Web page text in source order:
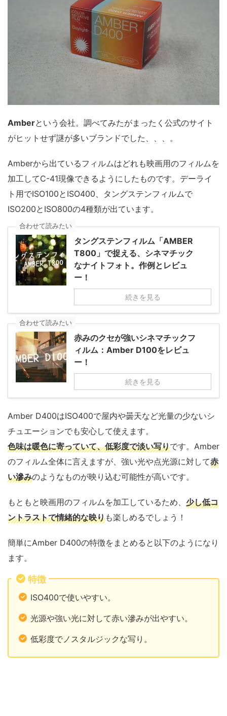
Amberという会社。調べてみたがまったく公式のサイト
がヒットせず謎が多いブランドでした、、、。
Amberから出ているフィルムはどれも映画用のフィルムを
加工してC-41現像できるようにしたものです。デーライ
ト用でISO100とISO400、タングステンフィルムで
ISO200とISO800の4種類が出ています。
合わせて読みたい
タングステンフィルム「AMBER
T800」で捉える、シネマチック
なナイトフォト。作例とレビュ
ー！
続きを見る
合わせて読みたい
赤みのクセが強いシネマチックフ
ィルム：Amber D100をレビュ
ー！
続きを見る
Amber D400はISO400で屋内や曇天など光量の少ないシ
チュエーションでも安心して使えます。
色味は暖色に寄っていて、低彩度で淡い写りです。Amber
のフィルム全体に言えますが、強い光や点光源に対して赤
い滲みのようなものが映り込む可能性が高いです。
もともと映画用のフィルムを加工しているため、 少し低コ
ントラストで情緒的な映りも楽しめるでしょう！
簡単にAmber D400の特徴をまとめると以下のようになり
ます。
特徴
ISO400で使いやすい。
光源や強い光に対して赤い滲みが出やすい。
低彩度でノスタルジックな写り。